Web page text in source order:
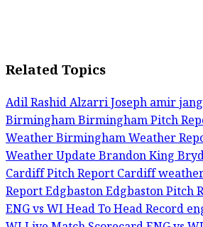
Related Topics
Adil RashidAlzarri Josephamir
BirminghamBirmingham Pitch
WeatherBirmingham Weather
Weather UpdateBrandon King
Cardiff Pitch ReportCardiff
ReportEdgbastonEdgbaston Pitch
ENG vs WI Head To Head Record